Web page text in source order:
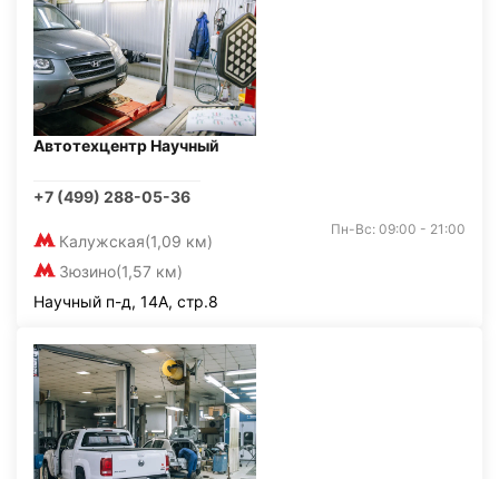
Автотехцентр Научный
+7 (499) 288-05-36
Калужская(1,09 км)
Зюзино(1,57 км)
Пн-Вс: 09:00 - 21:00
Научный п-д, 14А, стр.8